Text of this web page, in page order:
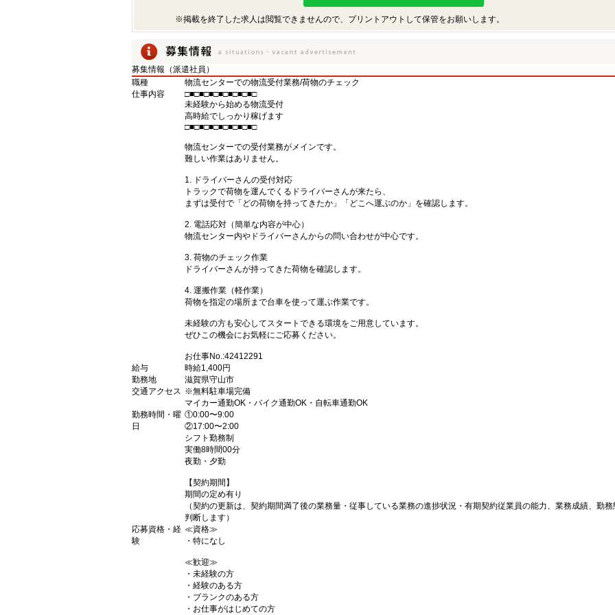
※掲載を終了した求人は閲覧できませんので、プリントアウトして保管をお願いします。
募集情報（派遣社員）
職種
物流センターでの物流受付業務/荷物のチェック
仕事内容
□■□■□■□■□■□■□■□
未経験から始める物流受付
高時給でしっかり稼げます
□■□■□■□■□■□■□■□
物流センターでの受付業務がメインです。
難しい作業はありません。
1. ドライバーさんの受付対応
トラックで荷物を運んでくるドライバーさんが来たら、
まずは受付で「どの荷物を持ってきたか」「どこへ運ぶのか」を確認します。
2. 電話応対（簡単な内容が中心）
物流センター内やドライバーさんからの問い合わせが中心です。
3. 荷物のチェック作業
ドライバーさんが持ってきた荷物を確認します。
4. 運搬作業（軽作業）
荷物を指定の場所まで台車を使って運ぶ作業です。
未経験の方も安心してスタートできる環境をご用意しています。
ぜひこの機会にお気軽にご応募ください。
お仕事No.:42412291
給与
時給1,400円
勤務地
滋賀県守山市
交通アクセス ※無料駐車場完備
マイカー通勤OK・バイク通勤OK・自転車通勤OK
勤務時間・曜
日
①0:00〜9:00
②17:00〜2:00
シフト勤務制
実働8時間00分
夜勤・夕勤
【契約期間】
期間の定め有り
（契約の更新は、契約期間満了後の業務量・従事している業務の進捗状況・有期契約従業員の能力、業務成績、勤務
判断します）
応募資格・経
験
≪資格≫
・特になし
≪歓迎≫
・未経験の方
・経験のある方
・ブランクのある方
・お仕事がはじめての方